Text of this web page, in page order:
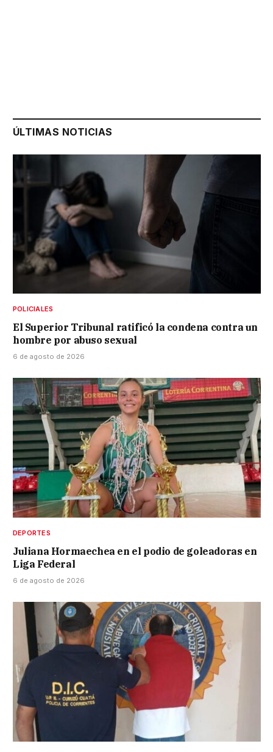
ÚLTIMAS NOTICIAS
POLICIALES
El Superior Tribunal ratificó la condena contra un
hombre por abuso sexual
6 de agosto de 2026
DEPORTES
Juliana Hormaechea en el podio de goleadoras en
Liga Federal
6 de agosto de 2026